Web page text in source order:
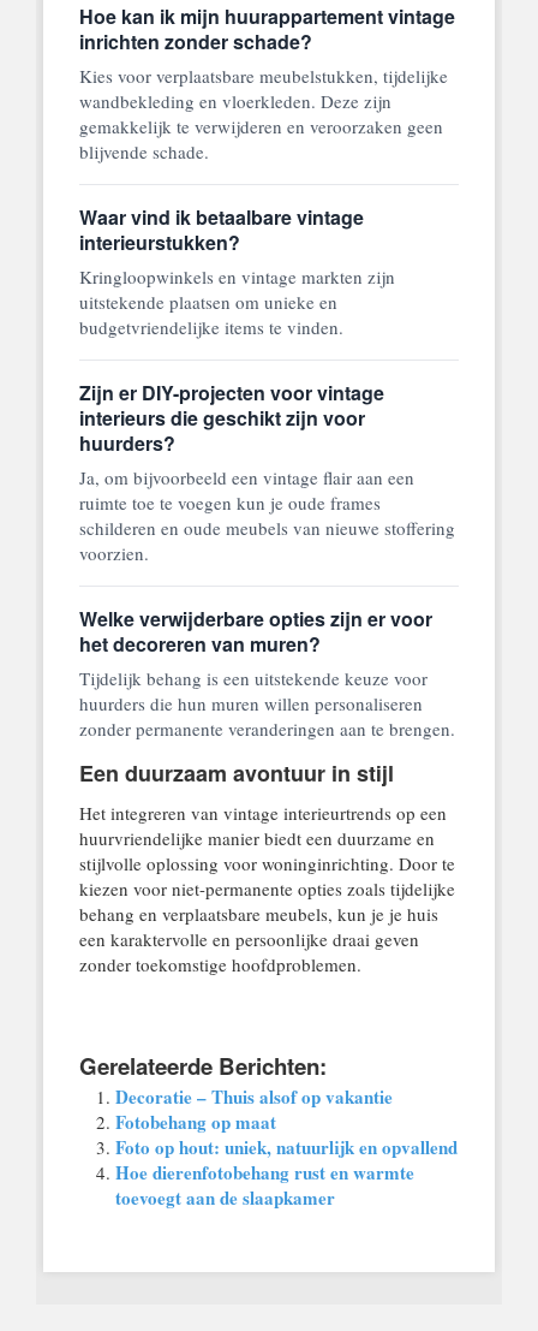
Hoe kan ik mijn huurappartement vintage
inrichten zonder schade?
Kies voor verplaatsbare meubelstukken, tijdelijke
wandbekleding en vloerkleden. Deze zijn
gemakkelijk te verwijderen en veroorzaken geen
blijvende schade.
Waar vind ik betaalbare vintage
interieurstukken?
Kringloopwinkels en vintage markten zijn
uitstekende plaatsen om unieke en
budgetvriendelijke items te vinden.
Zijn er DIY-projecten voor vintage
interieurs die geschikt zijn voor
huurders?
Ja, om bijvoorbeeld een vintage flair aan een
ruimte toe te voegen kun je oude frames
schilderen en oude meubels van nieuwe stoffering
voorzien.
Welke verwijderbare opties zijn er voor
het decoreren van muren?
Tijdelijk behang is een uitstekende keuze voor
huurders die hun muren willen personaliseren
zonder permanente veranderingen aan te brengen.
Een duurzaam avontuur in stijl
Het integreren van vintage interieurtrends op een
huurvriendelijke manier biedt een duurzame en
stijlvolle oplossing voor woninginrichting. Door te
kiezen voor niet-permanente opties zoals tijdelijke
behang en verplaatsbare meubels, kun je je huis
een karaktervolle en persoonlijke draai geven
zonder toekomstige hoofdproblemen.
Gerelateerde Berichten:
Decoratie – Thuis alsof op vakantie
Fotobehang op maat
Foto op hout: uniek, natuurlijk en opvallend
Hoe dierenfotobehang rust en warmte
toevoegt aan de slaapkamer